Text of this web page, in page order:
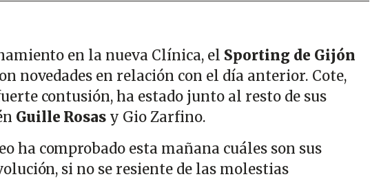
en la nueva Clínica, el Sporting de Gijón
novedades en relación con el día anterior. Cote,
contusión, ha estado junto al resto de sus
Guille Rosas y Gio Zarfino.
ha comprobado esta mañana cuáles son sus
si no se resiente de las molestias